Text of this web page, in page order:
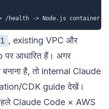
, existing VPC और
आधारित हैं। अगर
है, तो internal Claude
CDK guideदेखें।
Claude Code × AWS